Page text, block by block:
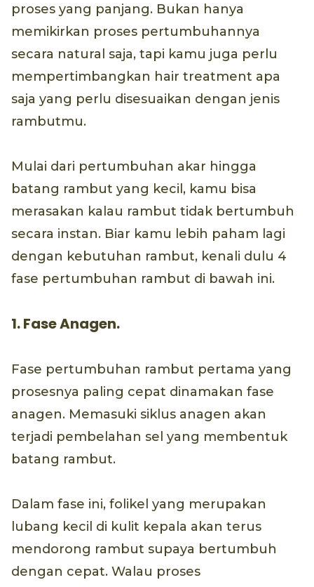
proses yang panjang. Bukan hanya
memikirkan proses pertumbuhannya
secara natural saja, tapi kamu juga perlu
mempertimbangkan hair treatment apa
saja yang perlu disesuaikan dengan jenis
rambutmu.
Mulai dari pertumbuhan akar hingga
batang rambut yang kecil, kamu bisa
merasakan kalau rambut tidak bertumbuh
secara instan. Biar kamu lebih paham lagi
dengan kebutuhan rambut, kenali dulu 4
fase pertumbuhan rambut di bawah ini.
1. Fase Anagen.
Fase pertumbuhan rambut pertama yang
prosesnya paling cepat dinamakan fase
anagen. Memasuki siklus anagen akan
terjadi pembelahan sel yang membentuk
batang rambut.
Dalam fase ini, folikel yang merupakan
lubang kecil di kulit kepala akan terus
mendorong rambut supaya bertumbuh
dengan cepat. Walau proses